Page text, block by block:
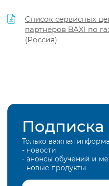
Список сервисных
партнёров BAXI по
(Россия)
Подписка
Только важная
- новости
- анонсы обучений и
- новые продукты